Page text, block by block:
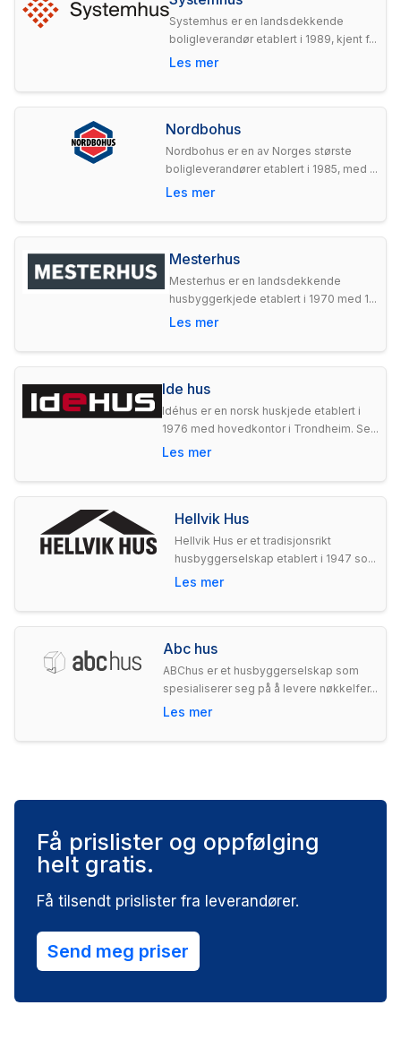
Systemhus er en landsdekkende
boligleverandør etablert i 1989, kjent f...
Les mer
Nordbohus
Nordbohus er en av Norges største
boligleverandører etablert i 1985, med ...
Les mer
Mesterhus
Mesterhus er en landsdekkende
husbyggerkjede etablert i 1970 med 1...
Les mer
Ide hus
Idéhus er en norsk huskjede etablert i
1976 med hovedkontor i Trondheim. Se...
Les mer
Hellvik Hus
Hellvik Hus er et tradisjonsrikt
husbyggerselskap etablert i 1947 so...
Les mer
Abc hus
ABChus er et husbyggerselskap som
spesialiserer seg på å levere nøkkelfer...
Les mer
Få prislister og oppfølging
helt gratis.
Få tilsendt prislister fra leverandører.
Send meg priser